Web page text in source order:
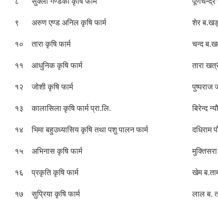
९ अरुण एण्ड अनिल कृषि फार्म शेर
१० तारा कृषि फार्म चन्द
११ आधुनिक कृषि फार्म तारा
१२ जोशी कृषि फार्म पुष्पराज
१३ कालासिला कृषि फार्म प्रा.लि. बिरेन्द
१४ भिमा बहुउध्यासिय कृषि तथा पशु पालन फार्म दधिराम
१५ अभिनास कृषि फार्म
१६ प्रकृति कृषि फार्म खेम
१७ सुप्रिया कृषि फार्म लाल ब.